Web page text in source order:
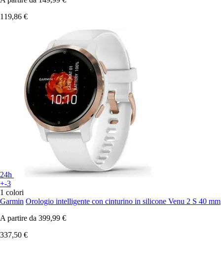
119,86 €
24h
+-3
1 colori
Garmin Orologio intelligente con cinturino in silicone Venu 2 S 40 mm
A partire da 399,99 €
337,50 €